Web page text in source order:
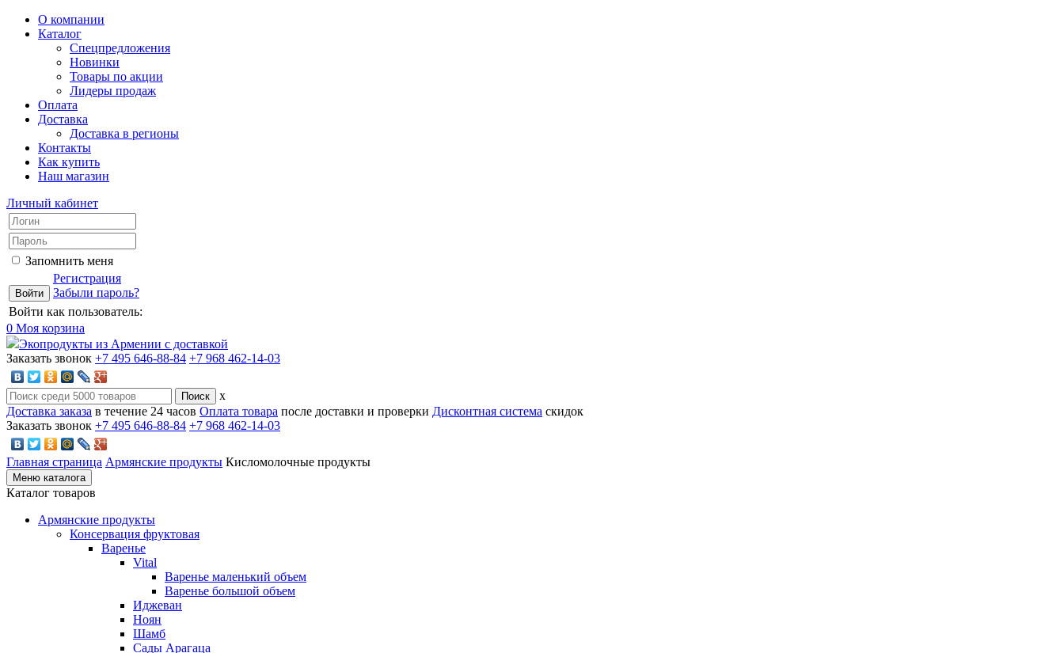
О компании
Каталог
Спецпредложения
Новинки
Товары по акции
Лидеры продаж
Оплата
Доставка
Доставка в регионы
Контакты
Как купить
Наш магазин
Личный кабинет
Запомнить меня
Регистрация
Забыли пароль?
Войти как пользователь:
0 Моя корзина
Экопродукты из Армении с доставкой
Заказать звонок +7 495 646-88-84 +7 968 462-14-03
x
Доставка заказа в течение 24 часов Оплата товара после доставки и проверки Дисконтная система скидок
Заказать звонок +7 495 646-88-84 +7 968 462-14-03
Главная страница Армянские продукты Кисломолочные продукты
Меню каталога
Каталог товаров
Армянские продукты
Консервация фруктовая
Варенье
Vital
Варенье маленький объем
Варенье большой объем
Иджеван
Ноян
Шамб
Сады Арагаца